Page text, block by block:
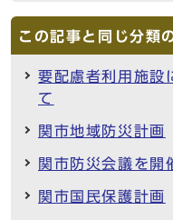
この記事と同じ分類
要配慮者利用施設
て
関市地域防災計画
関市防災会議を開
関市国民保護計画